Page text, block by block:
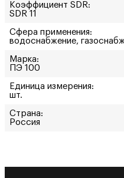
Коэффициент SDR:
SDR 11
Сфера применения:
водоснабжение,
Марка:
ПЭ 100
Единица измерения:
шт.
Страна:
Россия